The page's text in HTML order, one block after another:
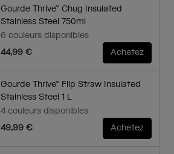
Gourde Thrive™ Chug Insulated
Stainless Steel 750ml
6 couleurs disponibles
44,99 €
Achetez
Gourde Thrive™ Flip Straw Insulated
Stainless Steel 1 L
4 couleurs disponibles
49,99 €
Achetez